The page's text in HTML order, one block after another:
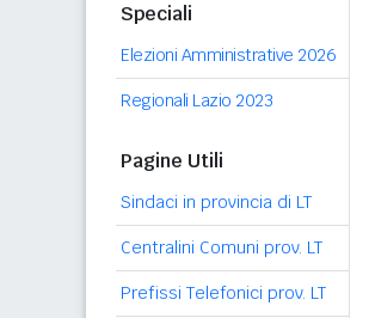
Speciali
Elezioni Amministrative 2026
Regionali Lazio 2023
Pagine Utili
Sindaci in provincia di LT
Centralini Comuni prov. LT
Prefissi Telefonici prov. LT